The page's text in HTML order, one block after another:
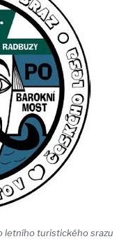
letního turistického srazu